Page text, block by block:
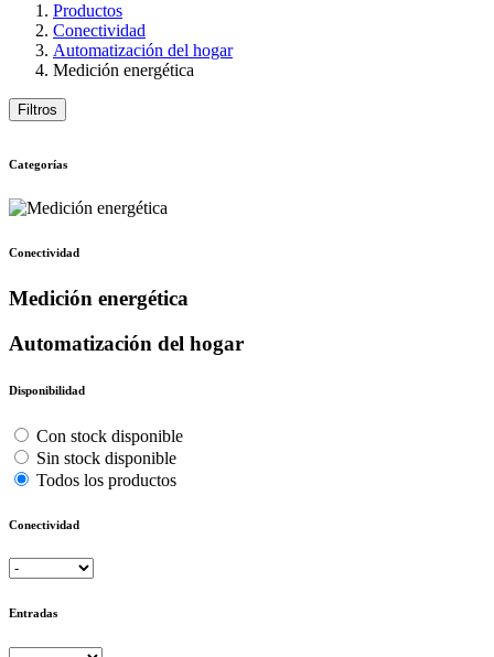
Productos
Conectividad
Automatización del hogar
Medición energética
Filtros
Categorías
Conectividad
Medición energética
Automatización del hogar
Disponibilidad
Con stock disponible
Sin stock disponible
Todos los productos
Conectividad
Entradas